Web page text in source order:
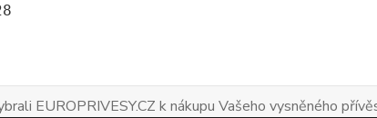
EUROPRIVESY.CZ k nákupu Vašeho vysněného